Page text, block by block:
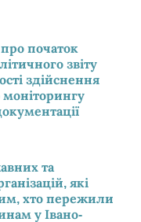
початок
звіту
здійснення
моніторингу
та
які
хто пережили
у Івано-